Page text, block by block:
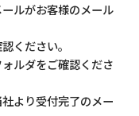
ルがお客様のメール
ください。
ルダをご確認くださ
より受付完了のメー